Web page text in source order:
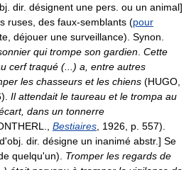
dir. désignent une pers. ou un animal]
ruses, des faux-semblants (pour
déjouer une surveillance). Synon.
qui trompe son gardien Cette
cerf traqué (...) a, entre autres
les chasseurs et les chiens (HUGO,
Il attendait le taureau et le trompa au
dans un tonnerre
Bestiaires , 1926, p. 557).
dir. désigne un inanimé abstr.] Se
quelqu'un). Tromper les regards de